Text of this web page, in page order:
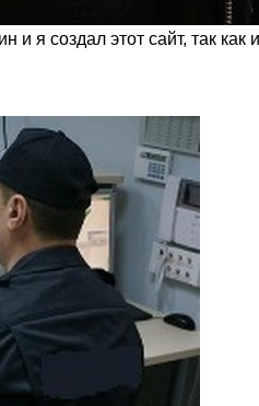
и я создал этот сайт, так